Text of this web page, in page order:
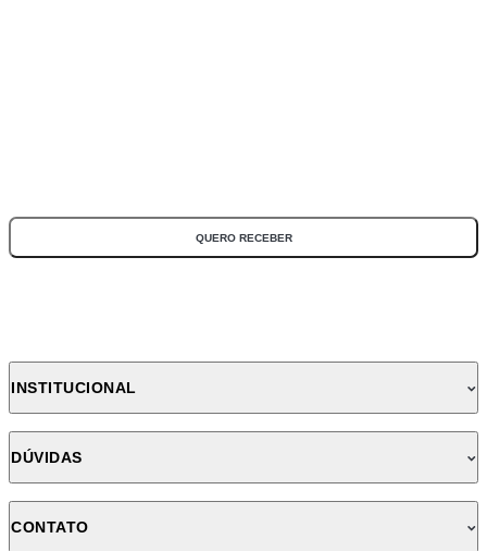
QUERO RECEBER
INSTITUCIONAL
DÚVIDAS
CONTATO